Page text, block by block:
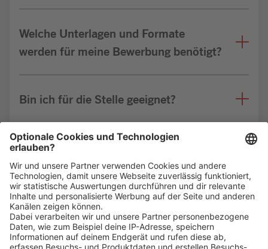
Welche Unterlagen und Formate
werden für meine Bewerbung benötigt?
Bin ich für die Stelle geeignet?
Weitere FAQs